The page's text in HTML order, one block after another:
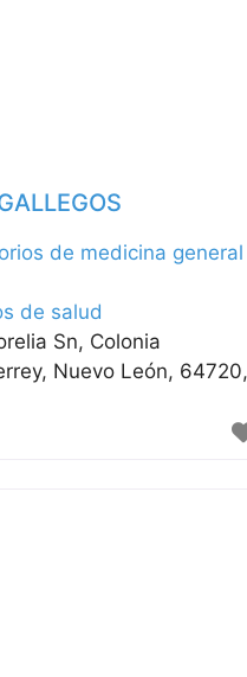
de medicina general
de salud
Sn, Colonia
Nuevo León 64720